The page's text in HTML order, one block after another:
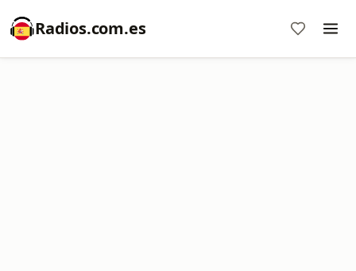
Radios.com.es